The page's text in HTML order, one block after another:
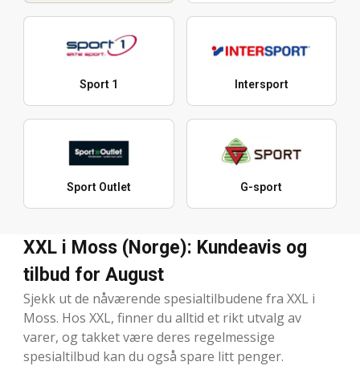
Sport 1 Intersport
Sport Outlet G-sport
XXL i Moss (Norge): Kundeavis og
tilbud for August
Sjekk ut de nåværende spesialtilbudene fra XXL i
Moss. Hos XXL, finner du alltid et rikt utvalg av
varer, og takket være deres regelmessige
spesialtilbud kan du også spare litt penger.